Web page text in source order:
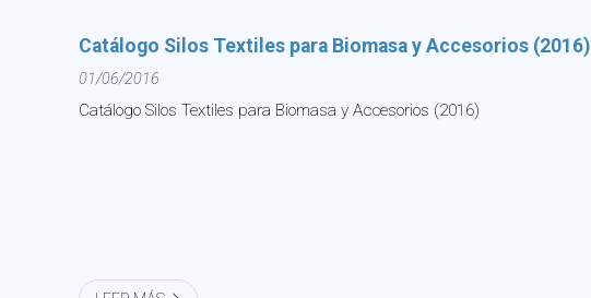
Catálogo Silos Textiles para Biomasa y Accesorios (2016)
01/06/2016
Catálogo Silos Textiles para Biomasa y Accesorios (2016)